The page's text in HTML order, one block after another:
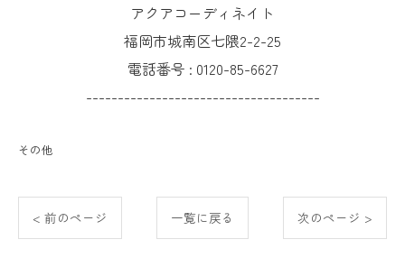
アクアコーディネイト
福岡市城南区七隈2-2-25
電話番号 : 0120-85-6627
-------------------------------------
その他
< 前のページ 一覧に戻る 次のページ >